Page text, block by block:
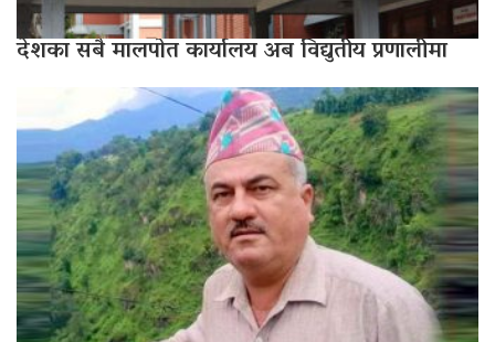
देशका सबै मालपोत कार्यालय अब विद्युतीय प्रणालीमा